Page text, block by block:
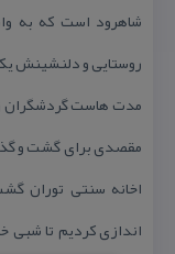
شاهرود است كه به
روستایی و دلنشینش
مدت هاست گردشگران
مقصدی برای گشت و
اخانه سنتی توران
اندازی كردیم تا شبی